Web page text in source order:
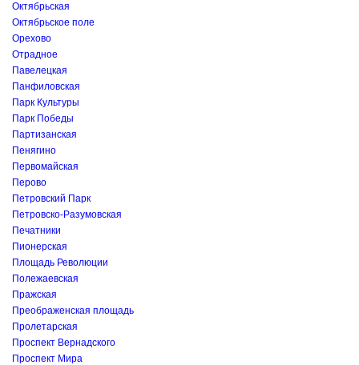
Октябрьская
Октябрьское поле
Орехово
Отрадное
Павелецкая
Панфиловская
Парк Культуры
Парк Победы
Партизанская
Пенягино
Первомайская
Перово
Петровский Парк
Петровско-Разумовская
Печатники
Пионерская
Площадь Революции
Полежаевская
Пражская
Преображенская площадь
Пролетарская
Проспект Вернадского
Проспект Мира